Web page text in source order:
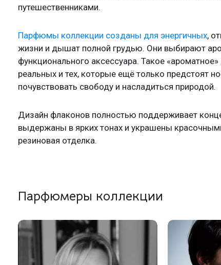
путешественниками.
Парфюмы коллекции созданы для энергичных,
жизни и дышат полной грудью. Они выбирают
функционального аксессуара. Такое
реальных и тех, которые ещё только предстоят
почувствовать свободу и насладиться природой.
Дизайн флаконов полностью поддерживает
выдержаны в ярких тонах и украшены
резиновая отделка.
Парфюмеры коллекции